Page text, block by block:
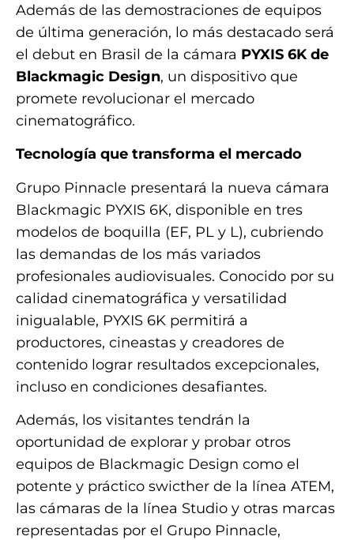
Además de las demostraciones de equipos
de última generación, lo más destacado será
el debut en Brasil de la cámara PYXIS 6K de
Blackmagic Design, un dispositivo que
promete revolucionar el mercado
cinematográfico.
Tecnología que transforma el mercado
Grupo Pinnacle presentará la nueva cámara
Blackmagic PYXIS 6K, disponible en tres
modelos de boquilla (EF, PL y L), cubriendo
las demandas de los más variados
profesionales audiovisuales. Conocido por su
calidad cinematográfica y versatilidad
inigualable, PYXIS 6K permitirá a
productores, cineastas y creadores de
contenido lograr resultados excepcionales,
incluso en condiciones desafiantes.
Además, los visitantes tendrán la
oportunidad de explorar y probar otros
equipos de Blackmagic Design como el
potente y práctico swicther de la línea ATEM,
las cámaras de la línea Studio y otras marcas
representadas por el Grupo Pinnacle,